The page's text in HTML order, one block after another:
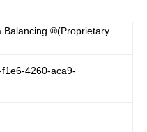
Balancing ®(Proprietary
4260-aca9-